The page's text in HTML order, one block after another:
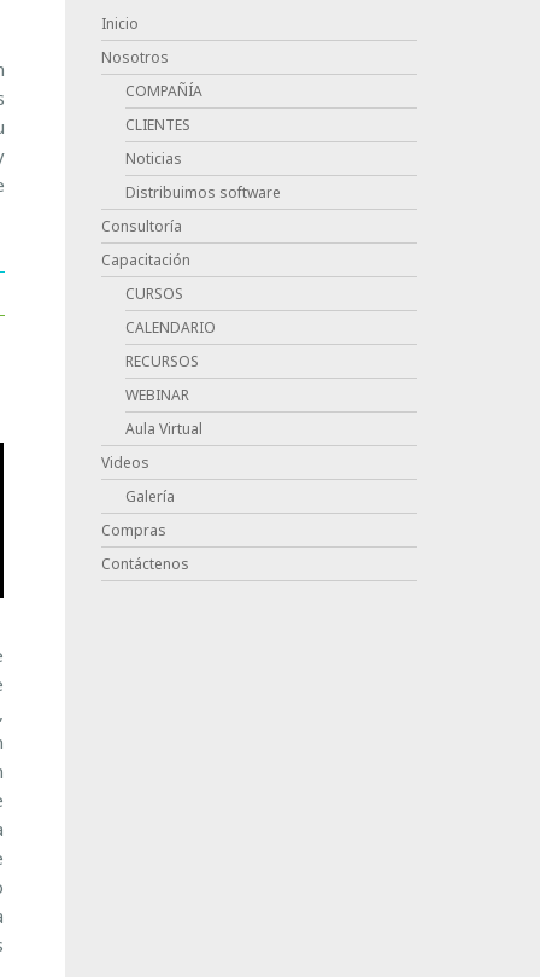
Inicio
Nosotros
COMPAÑÍA
CLIENTES
Noticias
Distribuimos software
Consultoría
Capacitación
CURSOS
CALENDARIO
RECURSOS
WEBINAR
Aula Virtual
Videos
Galería
Compras
Contáctenos